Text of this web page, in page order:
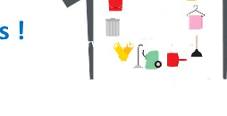
– Filière Services aux personnes